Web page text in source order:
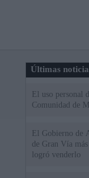
Últimas
El uso personal
Comunidad de
El Gobierno de
de Gran Vía
logró venderlo